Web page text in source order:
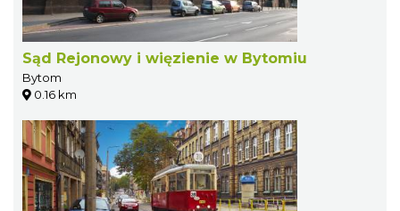
Sąd Rejonowy i więzienie w Bytomiu
Bytom
0.16 km